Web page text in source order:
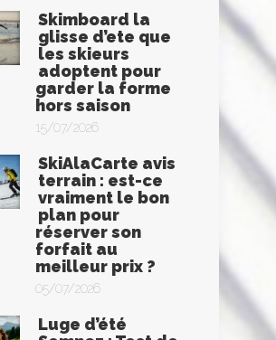
Skimboard la
glisse d’ete que
les skieurs
adoptent pour
garder la forme
hors saison
15/07/2026
SkiAlaCarte avis
terrain : est-ce
vraiment le bon
plan pour
réserver son
forfait au
meilleur prix ?
05/07/2026
Luge d’été